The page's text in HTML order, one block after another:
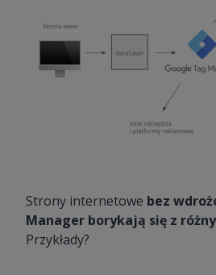
Strony internetowe bez
Manager borykają się z
Przykłady?